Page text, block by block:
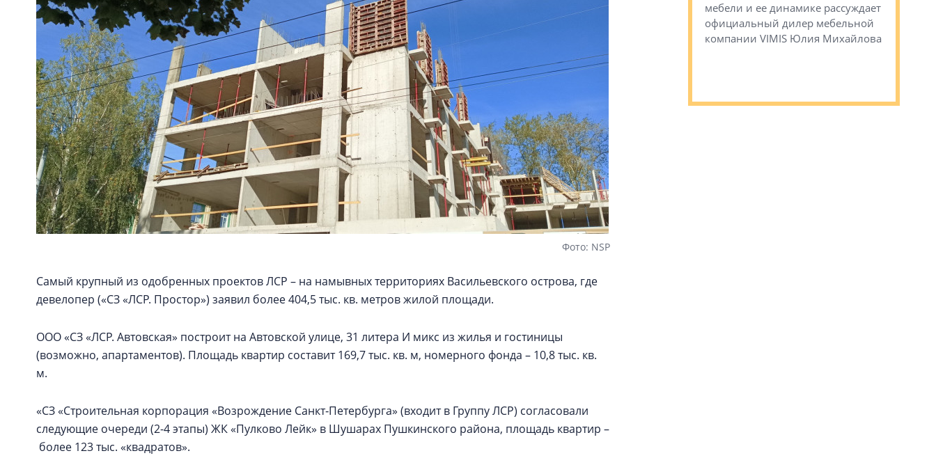
Фото: NSP
Самый крупный из одобренных проектов ЛСР – на намывных территориях Васильевского острова, где
девелопер («СЗ «ЛСР. Простор») заявил более 404,5 тыс. кв. метров жилой площади.
ООО «СЗ «ЛСР. Автовская» построит на Автовской улице, 31 литера И микс из жилья и гостиницы
(возможно, апартаментов). Площадь квартир составит 169,7 тыс. кв. м, номерного фонда – 10,8 тыс. кв.
м.
«СЗ «Строительная корпорация «Возрождение Санкт‑Петербурга» (входит в Группу ЛСР) согласовали
следующие очереди (2-4 этапы) ЖК «Пулково Лейк» в Шушарах Пушкинского района, площадь квартир –
более 123 тыс. «квадратов».
уровню сервиса, уверены в УК
КЕЙПОРТ
мебели и ее динамике рассуждает
официальный дилер мебельной
компании VIMIS Юлия Михайлова